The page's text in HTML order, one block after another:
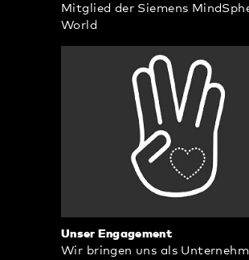
Mitglied der Siemens
World
Unser Engagement
Wir bringen uns als